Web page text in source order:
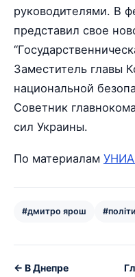
руководителями. В
представил свое
Заместитель главы
национальной
Советник
сил Украины.
По материалам
#дмитро ярош
← В Днепре